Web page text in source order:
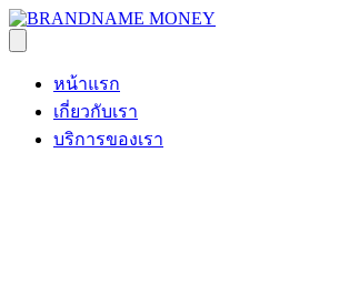
หน้าแรก
เกี่ยวกับเรา
บริการของเรา